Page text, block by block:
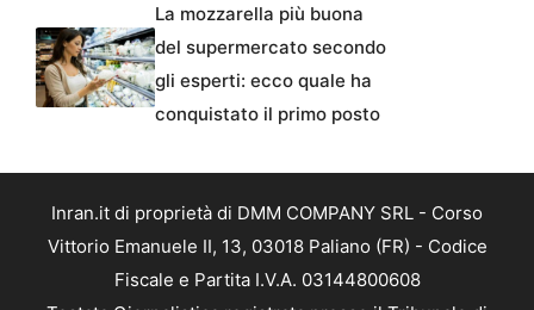
La mozzarella più buona
del supermercato secondo
gli esperti: ecco quale ha
conquistato il primo posto
Inran.it di proprietà di DMM COMPANY SRL - Corso
Vittorio Emanuele II, 13, 03018 Paliano (FR) - Codice
Fiscale e Partita I.V.A. 03144800608